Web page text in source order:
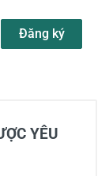
Đăng ký
YÊU